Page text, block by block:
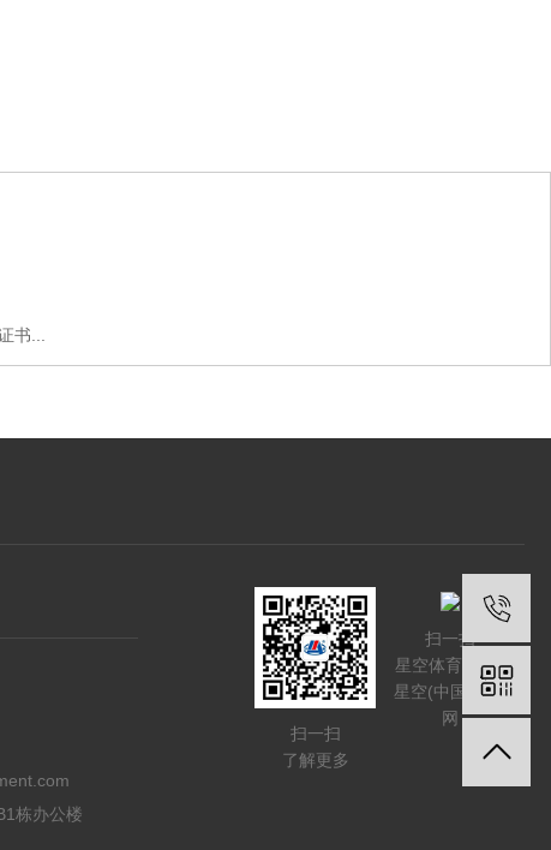
书...
栋办公楼
扫一扫
了解更多
扫一扫
星空体育入口_
星空(中国)体育
网